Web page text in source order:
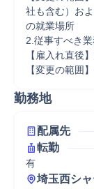
社も含む）お
の就業場所
2.従事すべき
【雇入れ直後
【変更の範囲
勤務地
配属先
転勤
有
埼玉西シ